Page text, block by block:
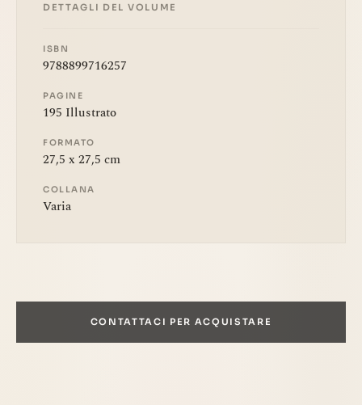
DETTAGLI DEL VOLUME
ISBN
9788899716257
PAGINE
195 Illustrato
FORMATO
27,5 x 27,5 cm
COLLANA
Varia
CONTATTACI PER ACQUISTARE